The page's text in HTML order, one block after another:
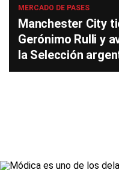
MERCADO DE PASES
Manchester City
Gerónimo Rulli y
la Selección